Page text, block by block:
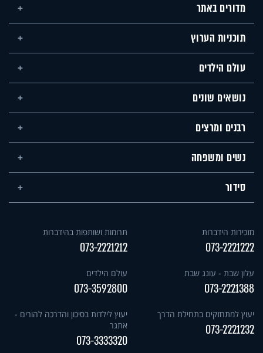
מדורים באתר
תוכניות הערוץ
עולם הילדים
נושאים שונים
רבנים ומרצים
נשים ומשפחה
סידור
מזכירות הידברות
073-2221222
תרומות ושותפות בהידברות
073-2221212
עלון שבת - עונג שבת
073-2221388
עולם הילדים
073-3592800
יעוץ למתחזקים בתחילת הדרך
073-2221232
יעוץ לילדות בסיכון והדרכה להורים -
אתגר
073-3333320